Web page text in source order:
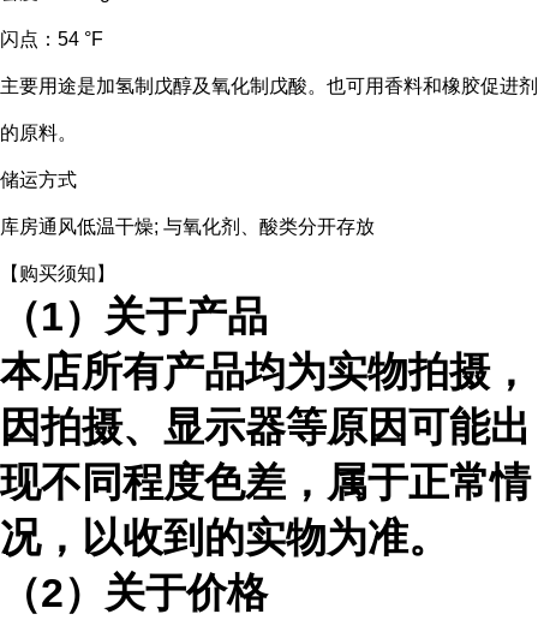
闪点： 54 °F
主要用途是加氢制戊醇及氧化制戊酸。也可用香料和橡胶促进剂
的原料。
储运方式
库房通风低温干燥; 与氧化剂、酸类分开存放
【购买须知】
（1）关于产品
本店所有产品均为实物拍摄，
因拍摄、显示器等原因可能出
现不同程度色差，属于正常情
况，以收到的实物为准。
（2）关于价格